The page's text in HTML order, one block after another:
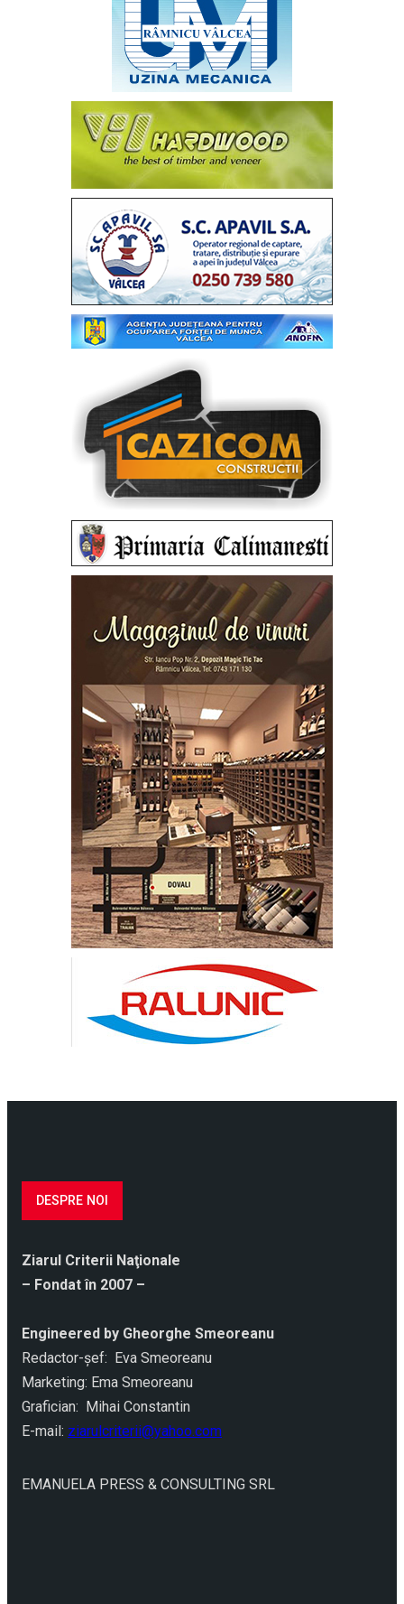
DESPRE NOI
Ziarul Criterii Naţionale
– Fondat în 2007 –
Engineered by Gheorghe Smeoreanu
Redactor-şef: Eva Smeoreanu
Marketing: Ema Smeoreanu
Grafician: Mihai Constantin
E-mail: ziarulcriterii@yahoo.com
EMANUELA PRESS & CONSULTING SRL